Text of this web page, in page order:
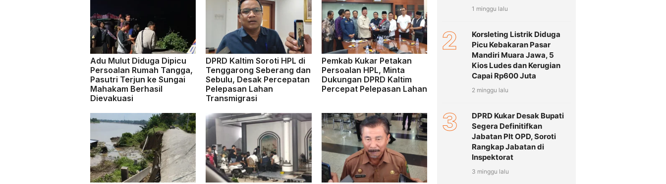
Adu Mulut Diduga Dipicu
Persoalan Rumah Tangga,
Pasutri Terjun ke Sungai
Mahakam Berhasil
Dievakuasi
DPRD Kaltim Soroti HPL di
Tenggarong Seberang dan
Sebulu, Desak Percepatan
Pelepasan Lahan
Transmigrasi
Pemkab Kukar Petakan
Persoalan HPL, Minta
Dukungan DPRD Kaltim
Percepat Pelepasan Lahan
1 minggu lalu
2
Korsleting Listrik Diduga
Picu Kebakaran Pasar
Mandiri Muara Jawa, 5
Kios Ludes dan Kerugian
Capai Rp600 Juta
2 minggu lalu
3
DPRD Kukar Desak Bupati
Segera Definitifkan
Jabatan Plt OPD, Soroti
Rangkap Jabatan di
Inspektorat
3 minggu lalu